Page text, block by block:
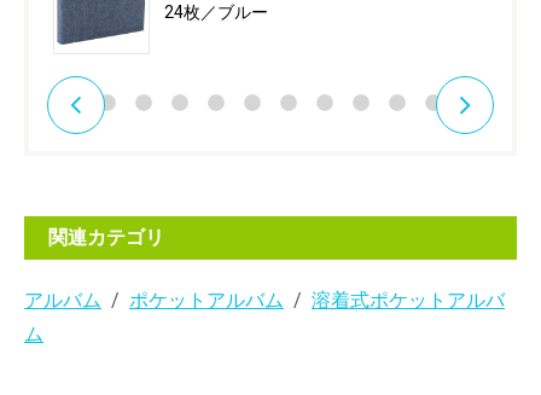
24枚／ブルー
関連カテゴリ
アルバム ポケットアルバム
溶着式ポケットアルバ
ム